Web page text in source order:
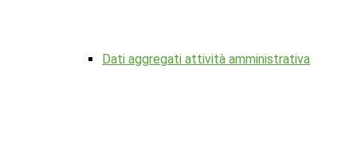
Dati aggregati attività amministrativa